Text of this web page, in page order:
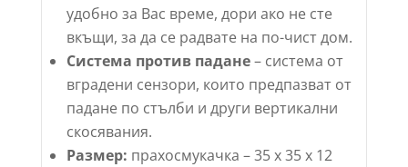
удобно за Вас време, дори ако не сте
вкъщи, за да се радвате на по-чист дом.
Система против падане– система от
вградени сензори, които предпазват от
падане по стълби и други вертикални
скосявания.
Размер: прахосмукачка – 35 х 35 х 12